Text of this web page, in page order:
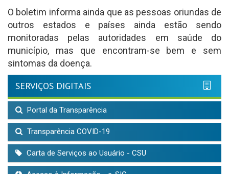
O boletim informa ainda que as pessoas oriundas de
outros estados e países ainda estão sendo
monitoradas pelas autoridades em saúde do
município, mas que encontram-se bem e sem
sintomas da doença.
SERVIÇOS DIGITAIS
Portal da Transparência
Transparência COVID-19
Carta de Serviços ao Usuário - CSU